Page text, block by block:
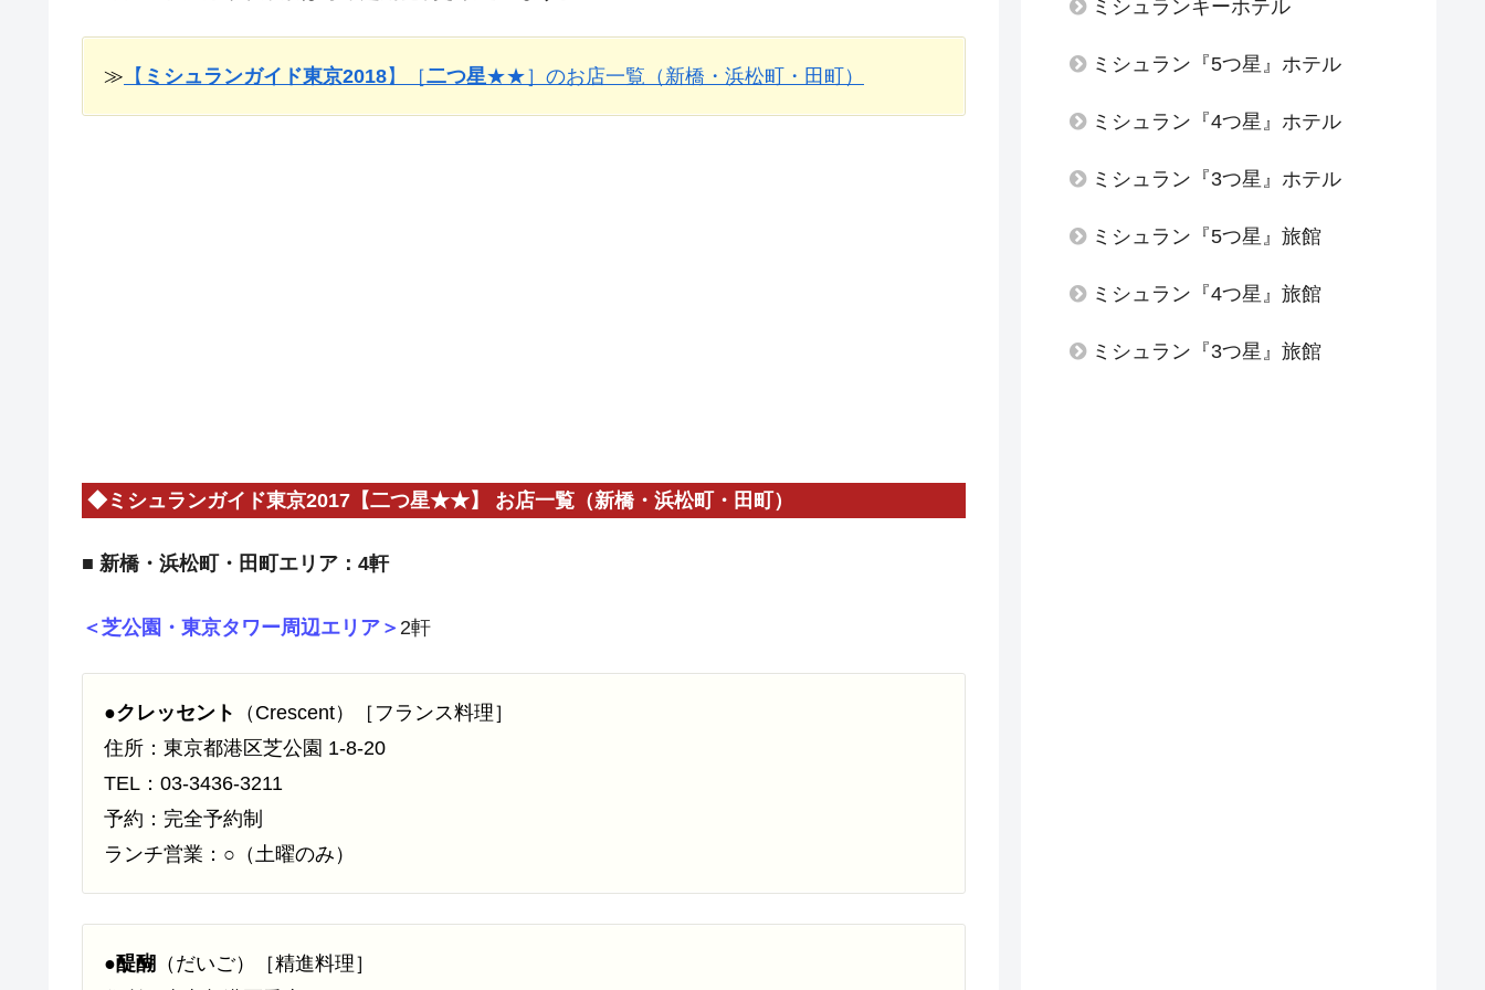
≫ 【 ミシュランガイド東京2018】［二つ星★★］のお店一覧（新橋・浜松町・田町）
◆ミシュランガイド東京2017【二つ星★★】 お店一覧（新橋・浜松町・田町）
■ 新橋・浜松町・田町エリア：4軒
＜芝公園・東京タワー周辺エリア＞ 2軒
●クレッセント
（Crescent）［フランス料理］
住所：東京都港区芝公園 1-8-20
TEL：03-3436-3211
予約：完全予約制
ランチ営業：○（土曜のみ）
●醍醐 （だいご）［精進料理］
ミシュランキーホテル
ミシュラン『5つ星』ホテル
ミシュラン『4つ星』ホテル
ミシュラン『3つ星』ホテル
ミシュラン『5つ星』旅館
ミシュラン『4つ星』旅館
ミシュラン『3つ星』旅館